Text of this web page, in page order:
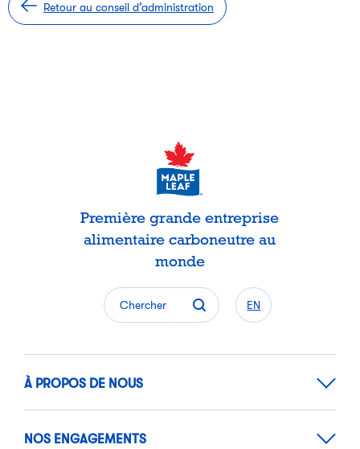
Retour au conseil d’administration
Première grande entreprise
alimentaire carboneutre au
monde
Chercher EN
À PROPOS DE NOUS
NOS ENGAGEMENTS